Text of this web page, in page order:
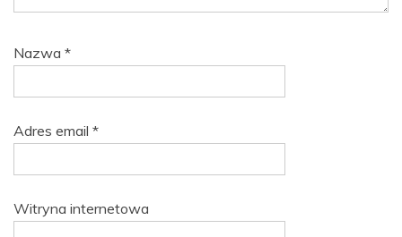
Nazwa *
Adres email *
Witryna internetowa